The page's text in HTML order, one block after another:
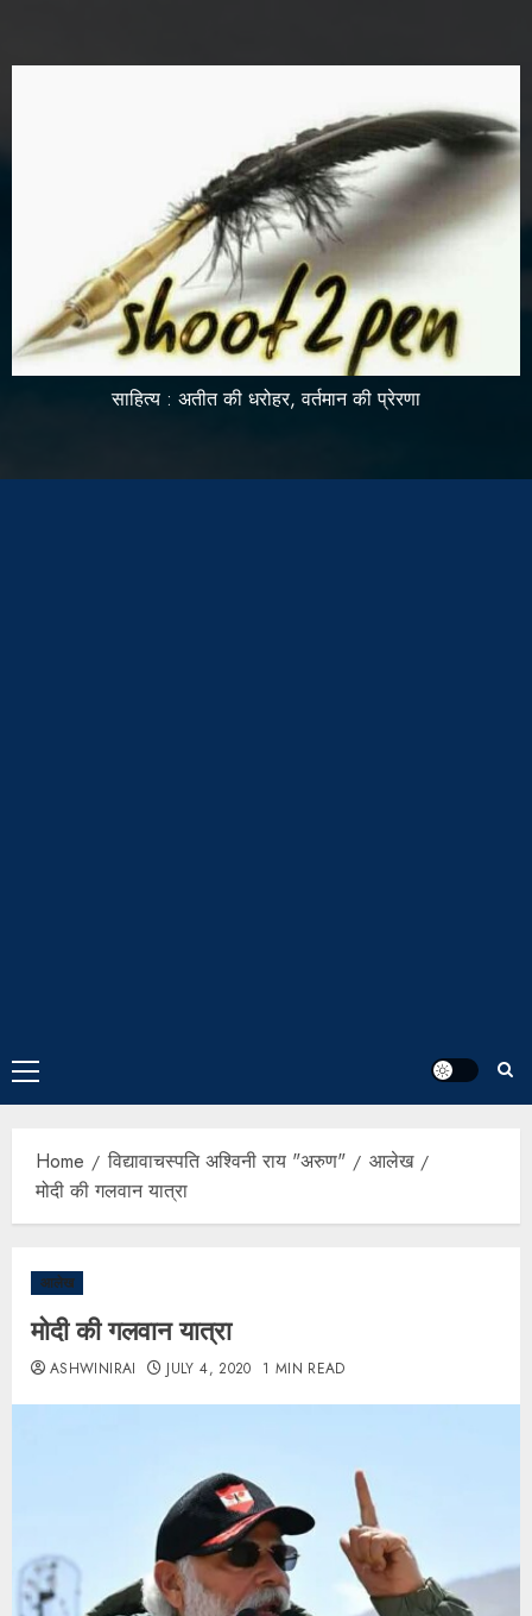
साहित्य : अतीत की धरोहर, वर्तमान की प्रेरणा
Home विद्यावाचस्पति अश्विनी राय "अरुण"
आलेख
मोदी की गलवान यात्रा
आलेख
मोदी की गलवान यात्रा
ASHWINIRAI JULY 4, 2020 1 MIN READ